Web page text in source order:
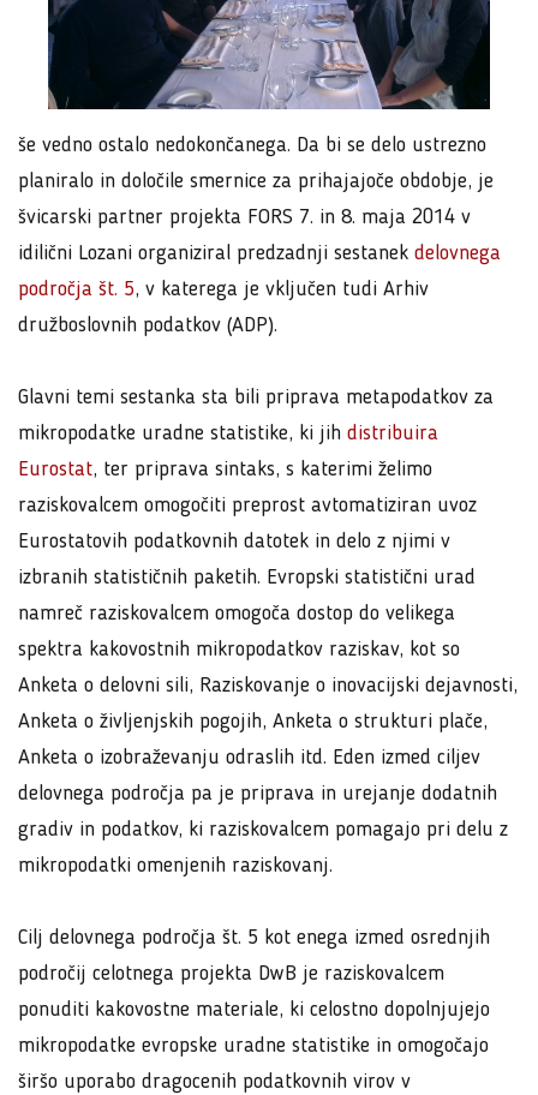
še vedno ostalo nedokončanega. Da bi se delo ustrezno
planiralo in določile smernice za prihajajoče obdobje, je
švicarski partner projekta FORS 7. in 8. maja 2014 v
idilični Lozani organiziral predzadnji sestanek delovnega
področja št. 5, v katerega je vključen tudi Arhiv
družboslovnih podatkov (ADP).
Glavni temi sestanka sta bili priprava metapodatkov za
mikropodatke uradne statistike, ki jih distribuira
Eurostat, ter priprava sintaks, s katerimi želimo
raziskovalcem omogočiti preprost avtomatiziran uvoz
Eurostatovih podatkovnih datotek in delo z njimi v
izbranih statističnih paketih. Evropski statistični urad
namreč raziskovalcem omogoča dostop do velikega
spektra kakovostnih mikropodatkov raziskav, kot so
Anketa o delovni sili, Raziskovanje o inovacijski dejavnosti,
Anketa o življenjskih pogojih, Anketa o strukturi plače,
Anketa o izobraževanju odraslih itd. Eden izmed ciljev
delovnega področja pa je priprava in urejanje dodatnih
gradiv in podatkov, ki raziskovalcem pomagajo pri delu z
mikropodatki omenjenih raziskovanj.
Cilj delovnega področja št. 5 kot enega izmed osrednjih
področij celotnega projekta DwB je raziskovalcem
ponuditi kakovostne materiale, ki celostno dopolnjujejo
mikropodatke evropske uradne statistike in omogočajo
širšo uporabo dragocenih podatkovnih virov v